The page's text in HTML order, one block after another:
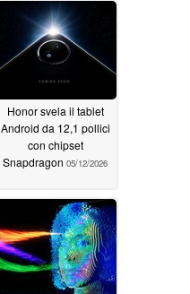
Honor svela il tablet
Android da 12,1 pollici
con chipset
Snapdragon 05/12/2026